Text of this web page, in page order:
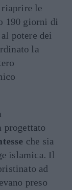
riaprire le
190 giorni di
potere dei
la
progettato
che sia
islamica. Il
ad
preso